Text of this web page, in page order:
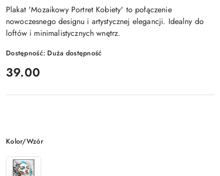
Plakat 'Mozaikowy Portret Kobiety' to połączenie
nowoczesnego designu i artystycznej elegancji. Idealny do
loftów i minimalistycznych wnętrz.
Dostępność: Duża dostępność
cena:
39.00
Wariant
Kolor/Wzór